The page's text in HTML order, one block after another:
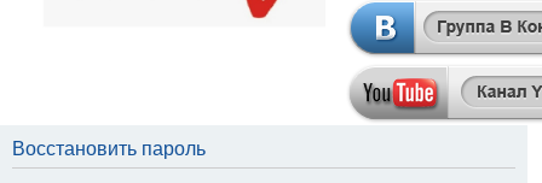
Восстановить пароль